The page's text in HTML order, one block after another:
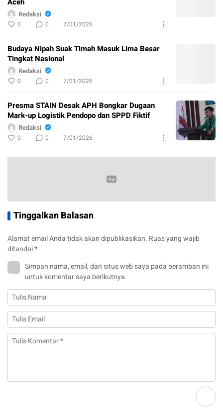
Redaksi
0 0 7/01/2026
Budaya Nipah Suak Timah Masuk Lima Besar
Tingkat Nasional
Redaksi
0 0 7/01/2026
Presma STAIN Desak APH Bongkar Dugaan
Mark-up Logistik Pendopo dan SPPD Fiktif
Redaksi
0 0 7/01/2026
Tinggalkan Balasan
Alamat email Anda tidak akan dipublikasikan. Ruas yang wajib
ditandai*
Simpan nama, email, dan situs web saya pada peramban ini
untuk komentar saya berikutnya.